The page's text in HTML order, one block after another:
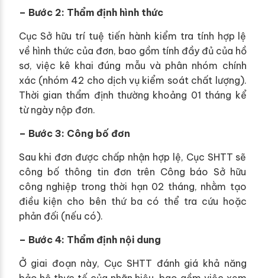
– Bước 2: Thẩm định hình thức
Cục Sở hữu trí tuệ tiến hành kiểm tra tính hợp lệ
về hình thức của đơn, bao gồm tính đầy đủ của hồ
sơ, việc kê khai đúng mẫu và phân nhóm chính
xác (nhóm 42 cho dịch vụ kiểm soát chất lượng).
Thời gian thẩm định thường khoảng 01 tháng kể
từ ngày nộp đơn.
– Bước 3: Công bố đơn
Sau khi đơn được chấp nhận hợp lệ, Cục SHTT sẽ
công bố thông tin đơn trên Công báo Sở hữu
công nghiệp trong thời hạn 02 tháng, nhằm tạo
điều kiện cho bên thứ ba có thể tra cứu hoặc
phản đối (nếu có).
– Bước 4: Thẩm định nội dung
Ở giai đoạn này, Cục SHTT đánh giá khả năng